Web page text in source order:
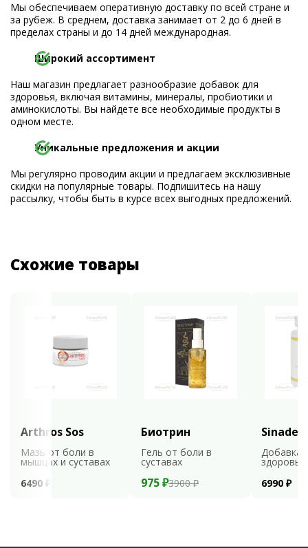
Мы обеспечиваем оперативную доставку по всей стране и
за рубеж. В среднем, доставка занимает от 2 до 6 дней в
пределах страны и до 14 дней международная.
Широкий ассортимент
Наш магазин предлагает разнообразие добавок для
здоровья, включая витамины, минералы, пробиотики и
аминокислоты. Вы найдете все необходимые продукты в
одном месте.
Уникальные предложения и акции
Мы регулярно проводим акции и предлагаем эксклюзивные
скидки на популярные товары. Подпишитесь на нашу
рассылку, чтобы быть в курсе всех выгодных предложений.
Схожие товары
Arthros Sos
Мазь от боли в
мышцах и суставах
6490 ₽
Биотрин
Гель от боли в
суставах
975 ₽3900 ₽
Sinaden
Добавка
здоровья
6990 ₽